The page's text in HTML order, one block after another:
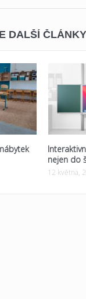
DALŠÍ
nejen do
12 května,